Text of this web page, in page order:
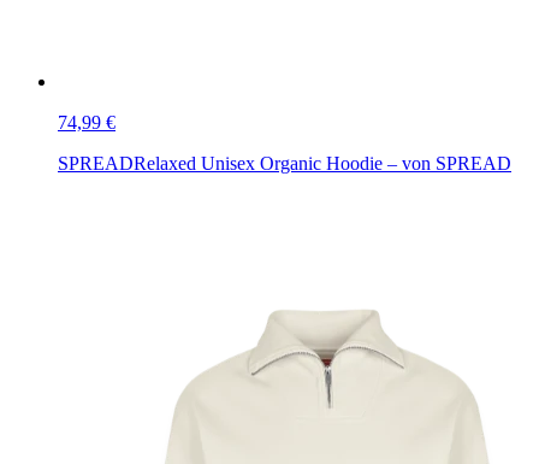
74,99 €
SPREADRelaxed Unisex Organic Hoodie – von SPREAD